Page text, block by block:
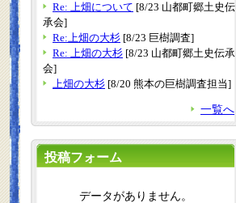
Re: 上畑について [8/23 山都町郷土史伝
承会]
Re:上畑の大杉 [8/23 巨樹調査]
Re: 上畑の大杉 [8/23 山都町郷土史伝承
会]
上畑の大杉 [8/20 熊本の巨樹調査担当]
一覧へ
投稿フォーム
データがありません。